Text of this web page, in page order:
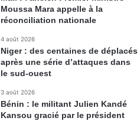
Moussa Mara appelle à la
réconciliation nationale
4 août 2026
Niger : des centaines de déplacés
après une série d’attaques dans
le sud-ouest
3 août 2026
Bénin : le militant Julien Kandé
Kansou gracié par le président